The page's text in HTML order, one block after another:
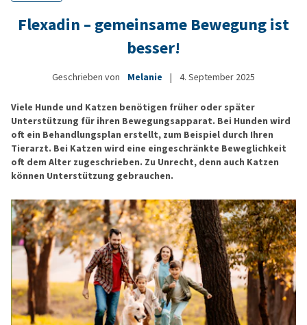
Flexadin – gemeinsame Bewegung ist
besser!
Geschrieben von Melanie | 4. September 2025
Viele Hunde und Katzen benötigen früher oder später
Unterstützung für ihren Bewegungsapparat. Bei Hunden wird
oft ein Behandlungsplan erstellt, zum Beispiel durch Ihren
Tierarzt. Bei Katzen wird eine eingeschränkte Beweglichkeit
oft dem Alter zugeschrieben. Zu Unrecht, denn auch Katzen
können Unterstützung gebrauchen.